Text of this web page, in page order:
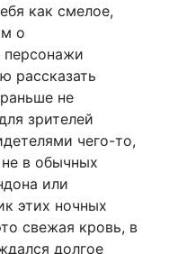
как смелое,
о
персонажи
рассказать
не
зрителей
чего-то,
в обычных
или
этих ночных
свежая кровь, в
долгое